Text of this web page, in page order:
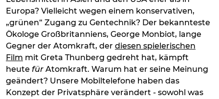
Europa? Vielleicht wegen einem konservativen,
„grünen“ Zugang zu Gentechnik? Der bekannteste
Ökologe Großbritanniens, George Monbiot, lange
Gegner der Atomkraft, der diesen spielerischen
Film mit Greta Thunberg gedreht hat, kämpft
heute für Atomkraft. Warum hat er seine Meinung
geändert? Unsere Mobiltelefone haben das
Konzept der Privatsphäre verändert - sowohl was